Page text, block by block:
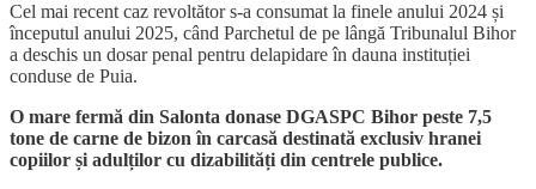
Cel mai recent caz revoltător s-a consumat la finele anului 2024 și
începutul anului 2025, când Parchetul de pe lângă Tribunalul Bihor
a deschis un dosar penal pentru delapidare în dauna instituției
conduse de Puia.
O mare fermă din Salonta donase DGASPC Bihor peste 7,5
tone de carne de bizon în carcasă destinată exclusiv hranei
copiilor și adulților cu dizabilități din centrele publice.